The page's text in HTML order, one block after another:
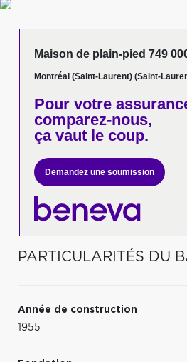
Maison de plain-pied 749
Montréal (Saint-Laurent) (Saint-
Pour votre
comparez-nous,
ça vaut le coup.
Demandez une soumission
PARTICULARITÉS DU
Année de construction
1955